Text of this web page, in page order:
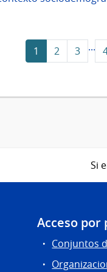
1 2 3 ...
Si
Acceso por
Conjuntos